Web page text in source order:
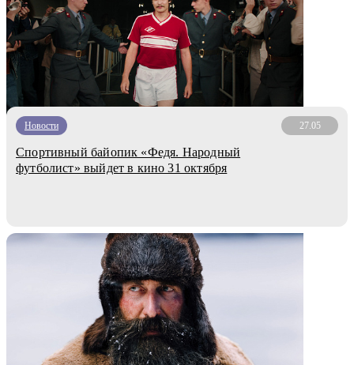
Новости 27.05
Спортивный байопик «Федя. Народный
футболист» выйдет в кино 31 октября